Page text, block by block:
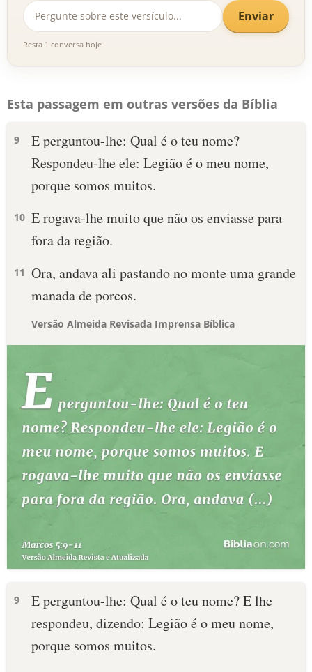
Enviar
Resta 1 conversa hoje
Esta passagem em outras versões da Bíblia
9
E perguntou-lhe: Qual é o teu nome?
Respondeu-lhe ele: Legião é o meu nome,
porque somos muitos.
10 E rogava-lhe muito que não os enviasse para
fora da região.
11 Ora, andava ali pastando no monte uma grande
manada de porcos.
Versão Almeida Revisada Imprensa Bíblica
9
E perguntou-lhe: Qual é o teu nome? E lhe
respondeu, dizendo: Legião é o meu nome,
porque somos muitos.